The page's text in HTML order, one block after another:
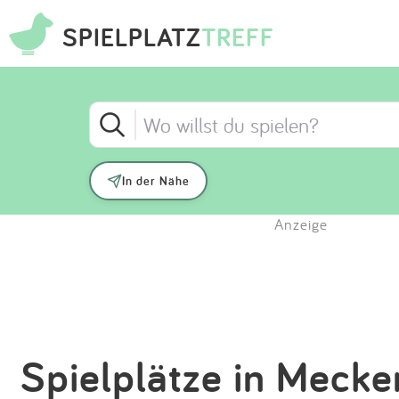
SPIELPLATZTREFF
In der Nähe
Anzeige
Spielplätze in